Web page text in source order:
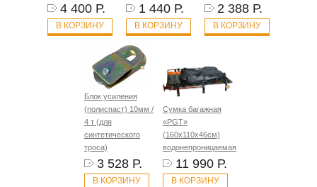
4 400 Р.
В КОРЗИНУ
1 440 Р.
В КОРЗИНУ
2 388 Р.
В КОРЗИНУ
Блок усиления
(полиспаст) 10мм /
4 т (для
синтетического
троса)
3 528 Р.
В КОРЗИНУ
Сумка багажная
«PGT»
(160х110х46см)
водонепроницаемая
11 990 Р.
В КОРЗИНУ